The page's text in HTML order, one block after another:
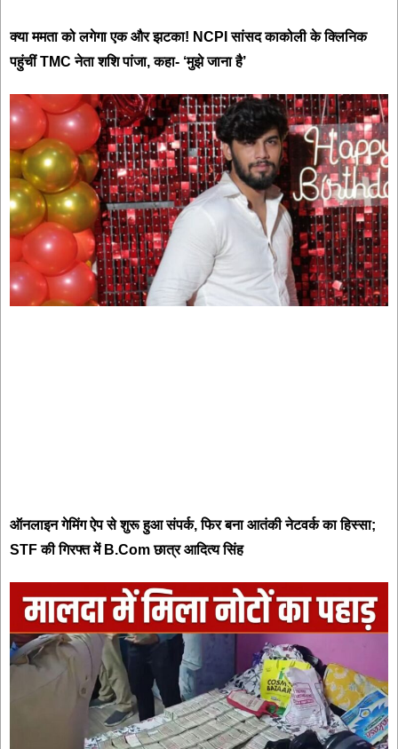
क्या ममता को लगेगा एक और झटका! NCPI सांसद काकोली के क्लिनिक
पहुंचीं TMC नेता शशि पांजा, कहा- ‘मुझे जाना है’
ऑनलाइन गेमिंग ऐप से शुरू हुआ संपर्क, फिर बना आतंकी नेटवर्क का हिस्सा;
STF की गिरफ्त में B.Com छात्र आदित्य सिंह